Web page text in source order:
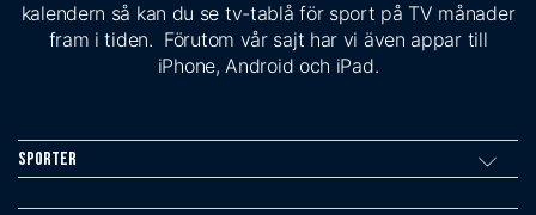
kalendern så kan du se tv-tablå för sport på TV månader
fram i tiden. Förutom vår sajt har vi även appar till
iPhone, Android och iPad.
Sporter